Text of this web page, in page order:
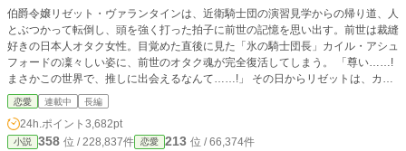
伯爵令嬢リゼット・ヴァランタインは、近衛騎士団の演習見学からの帰り道、人
とぶつかって転倒し、頭を強く打った拍子に前世の記憶を思い出す。前世は裁縫
好きの日本人オタク女性。目覚めた直後に見た「氷の騎士団長」カイル・アシュ
フォードの凜々しい姿に、前世のオタク魂が完全復活してしまう。 「尊い……!
まさかこの世界で、推しに出会えるなんて……!」 その日からリゼットは、カイ
ルにそっくりな「推しぬい」をこっそり手作りし、愛でる日々を送るように。学
園でも持ち歩いていたところを友人に見つかり、「なにそれ可愛い!」と大反
響。頼まれるまま友人たちの推しの人形も作るうちに、この文化をもっと広めた
いと「推し縫い専門店」を開店してしまう。 じわじわと評判が広がるある日、
恋愛 連載中 長編
24h.ポイント 3,682pt
小説 358 位 / 228,837件 恋愛 213 位 / 66,374件